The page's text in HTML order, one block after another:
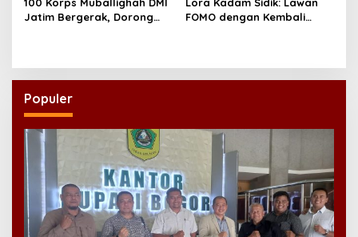
100 Korps Muballighah DMI
Jatim Bergerak, Dorong
Lora Kadam Sidik: Lawan
FOMO dengan Kembali
Populer